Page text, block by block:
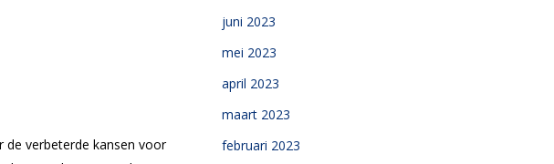
de verbeterde kansen voor
juni 2023
mei 2023
april 2023
maart 2023
februari 2023